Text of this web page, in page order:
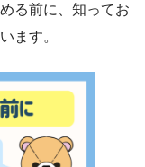
る前に、知ってお
ます。